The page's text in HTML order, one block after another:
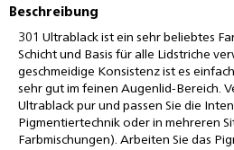
Beschreibung
301 Ultrablack ist ein sehr beliebtes
Schicht und Basis für alle Lidstriche
geschmeidige Konsistenz ist es
sehr gut im feinen Augenlid-Bereich.
Ultrablack pur und passen Sie die
Pigmentiertechnik oder in mehreren
Farbmischungen). Arbeiten Sie das